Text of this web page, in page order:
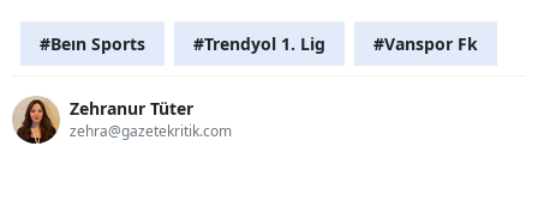
#Beın Sports #Trendyol 1. Lig #Vanspor Fk
Zehranur Tüter
zehra@gazetekritik.com